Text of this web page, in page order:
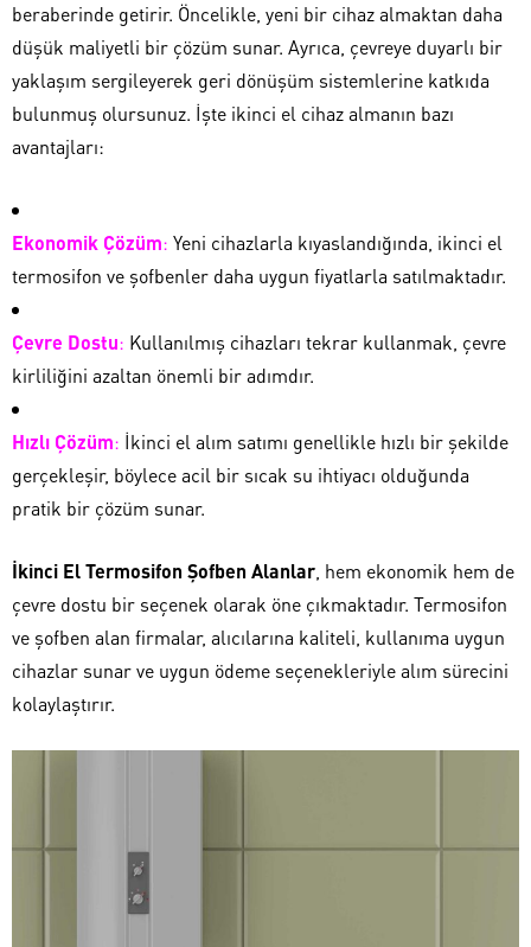
beraberinde getirir. Öncelikle, yeni bir cihaz almaktan daha
düşük maliyetli bir çözüm sunar. Ayrıca, çevreye duyarlı bir
yaklaşım sergileyerek geri dönüşüm sistemlerine katkıda
bulunmuş olursunuz. İşte ikinci el cihaz almanın bazı
avantajları:
Ekonomik Çözüm: Yeni cihazlarla kıyaslandığında, ikinci el
termosifon ve şofbenler daha uygun fiyatlarla satılmaktadır.
Çevre Dostu: Kullanılmış cihazları tekrar kullanmak, çevre
kirliliğini azaltan önemli bir adımdır.
Hızlı Çözüm: İkinci el alım satımı genellikle hızlı bir şekilde
gerçekleşir, böylece acil bir sıcak su ihtiyacı olduğunda
pratik bir çözüm sunar.
İkinci El Termosifon Şofben Alanlar, hem ekonomik hem de
çevre dostu bir seçenek olarak öne çıkmaktadır. Termosifon
ve şofben alan firmalar, alıcılarına kaliteli, kullanıma uygun
cihazlar sunar ve uygun ödeme seçenekleriyle alım sürecini
kolaylaştırır.